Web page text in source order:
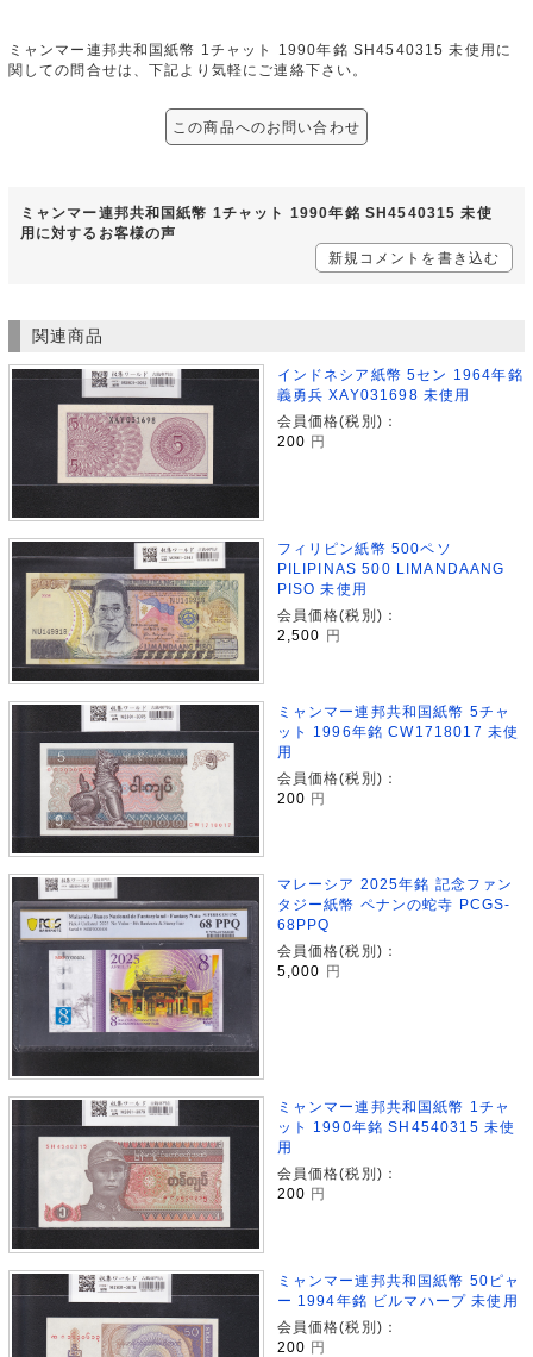
ミャンマー連邦共和国紙幣 1チャット 1990年銘 SH4540315 未使用に
関しての問合せは、下記より気軽にご連絡下さい。
この商品へのお問い合わせ
ミャンマー連邦共和国紙幣 1チャット 1990年銘 SH4540315 未使
用に対するお客様の声
新規コメントを書き込む
関連商品
インドネシア紙幣 5セン 1964年銘
義勇兵 XAY031698 未使用
会員価格(税別)：
200 円
フィリピン紙幣 500ペソ
PILIPINAS 500 LIMANDAANG
PISO 未使用
会員価格(税別)：
2,500 円
ミャンマー連邦共和国紙幣 5チャ
ット 1996年銘 CW1718017 未使
用
会員価格(税別)：
200 円
マレーシア 2025年銘 記念ファン
タジー紙幣 ペナンの蛇寺 PCGS-
68PPQ
会員価格(税別)：
5,000
円
ミャンマー連邦共和国紙幣 1チャ
ット 1990年銘 SH4540315 未使
用
会員価格(税別)：
200 円
ミャンマー連邦共和国紙幣 50ピャ
ー 1994年銘 ビルマハープ 未使用
会員価格(税別)：
200 円